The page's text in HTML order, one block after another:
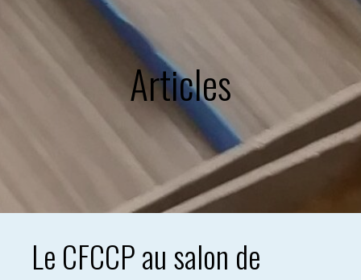
Articles
Le CFCCP au salon de